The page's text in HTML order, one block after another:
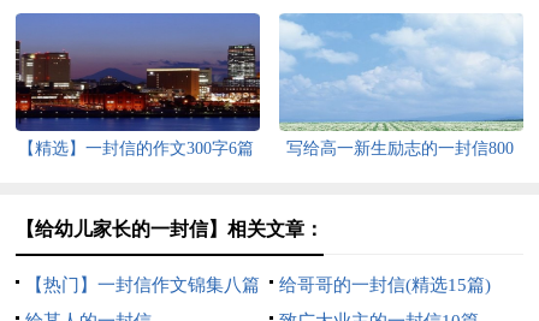
【精选】一封信的作文300字6篇
写给高一新生励志的一封信800
【给幼儿家长的一封信】相关文章：
【热门】一封信作文锦集八篇
给哥哥的一封信(精选15篇)